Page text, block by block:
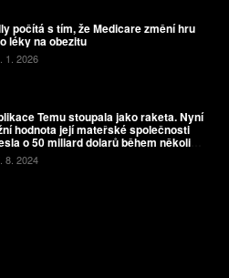
počítá s tím, že Medicare změní hru
léky na obezitu
1. 2026
Temu stoupala jako raketa. Nyní
hodnota její mateřské společnosti
o 50 miliard dolarů během několika
8. 2024